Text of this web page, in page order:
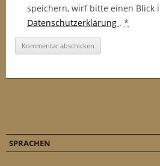
speichern, wirf bitte einen Blick
Datenschutzerklärung . *
SPRACHEN